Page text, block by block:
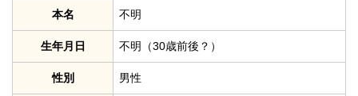
本名 不明
生年月日 不明（30歳前後？）
性別 男性